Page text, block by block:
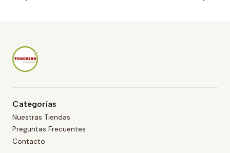
d
Categorías
Nuestras Tiendas
Preguntas Frecuentes
Contacto